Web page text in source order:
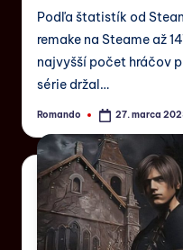
Podľa štatistík od
remake na Steame až
najvyšší počet hráčov
série držal…
Romando 27. marca